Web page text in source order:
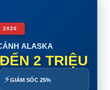
2026
ALASKA
2 TRIỆU
⚡GIẢM SỐC 25%